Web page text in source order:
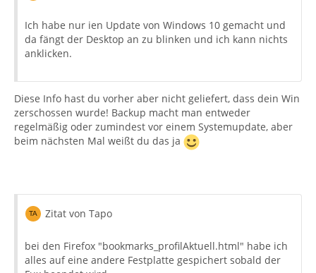
Ich habe nur ien Update von Windows 10 gemacht und
da fängt der Desktop an zu blinken und ich kann nichts
anklicken.
Diese Info hast du vorher aber nicht geliefert, dass dein Win
zerschossen wurde! Backup macht man entweder
regelmäßig oder zumindest vor einem Systemupdate, aber
beim nächsten Mal weißt du das ja
Zitat von Tapo
bei den Firefox "bookmarks_profilAktuell.html" habe ich
alles auf eine andere Festplatte gespichert sobald der